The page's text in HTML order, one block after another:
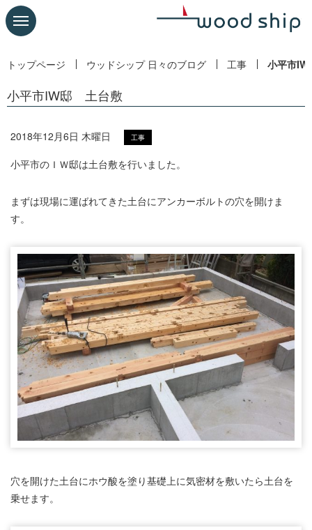
トップページ ウッドシップ 日々のブログ 工事 小平市
小平市IW邸 土台敷
2018年12月6日 木曜日 工事
小平市のＩＷ邸は土台敷を行いました。
まずは現場に運ばれてきた土台にアンカーボルトの穴を開けま
す。
穴を開けた土台にホウ酸を塗り基礎上に気密材を敷いたら土台を
乗せます。